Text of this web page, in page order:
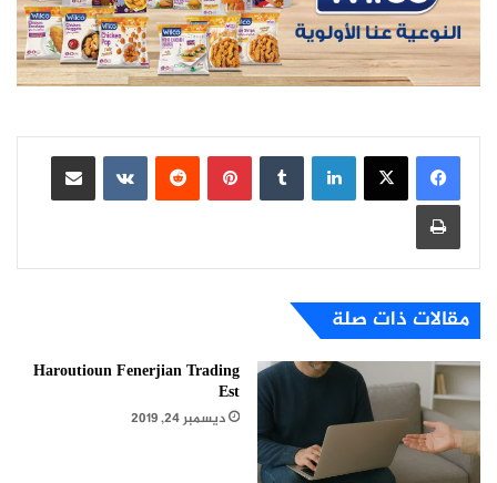
لينكدإن بينتيريست
مشاركة عبر البريد
طباعة
مقالات ذات صلة
Haroutioun Fenerjian Trading
Est
ديسمبر 24, 2019